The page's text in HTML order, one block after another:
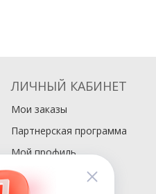
ЛИЧНЫЙ КАБИНЕТ
Мои заказы
Партнерская программа
Мой профиль